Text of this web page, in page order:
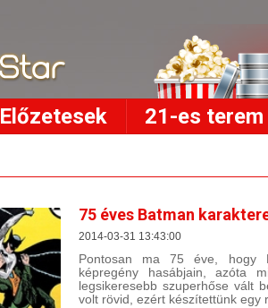
Előzetesek 21-es terem
75 éves Batman
2014-03-31 13:43:00
Pontosan ma 75 éve, hogy
képregény hasábjain, azóta
legsikeresebb szuperhőse vált
volt rövid, ezért készítettünk egy